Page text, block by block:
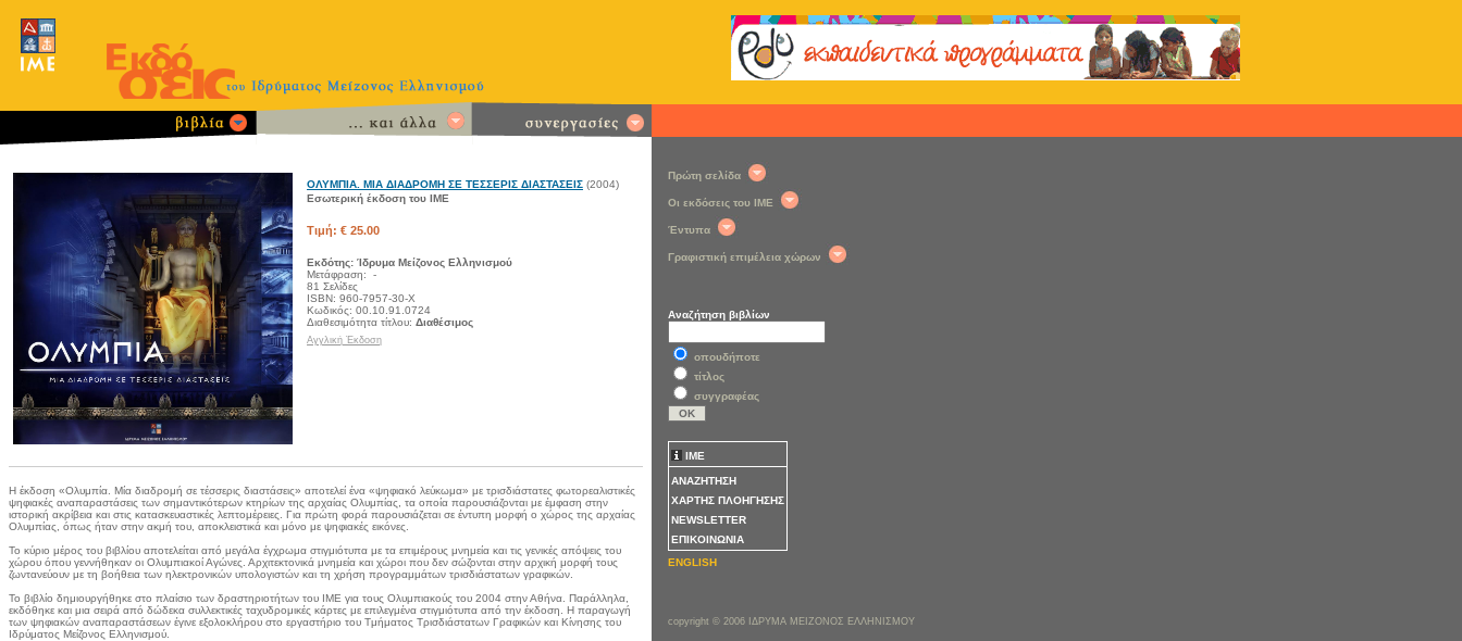
OΛΥΜΠΙΑ. ΜΙΑ ΔΙΑΔΡΟΜΗ ΣΕ ΤΕΣΣΕΡΙΣ ΔΙΑΣΤΑΣΕΙΣ (2004)
Eσωτερική έκδοση του IME
Τιμή: € 25.00
Εκδότης: Ίδρυμα Μείζονος Ελληνισμού
Μετάφραση: -
81 Σελίδες
ISBN: 960-7957-30-Χ
Κωδικός: 00.10.91.0724
Διαθεσιμότητα τίτλου: Διαθέσιμος
Αγγλική Έκδοση
H έκδοση «Ολυμπία. Μία διαδρομή σε τέσσερις διαστάσεις» αποτελεί ένα «ψηφιακό λεύκωμα» με τρισδιάστατες φωτορεαλιστικές
ψηφιακές αναπαραστάσεις των σημαντικότερων κτηρίων της αρχαίας Ολυμπίας, τα οποία παρουσιάζονται με έμφαση στην
ιστορική ακρίβεια και στις κατασκευαστικές λεπτομέρειες. Για πρώτη φορά παρουσιάζεται σε έντυπη μορφή ο χώρος της αρχαίας
Ολυμπίας, όπως ήταν στην ακμή του, αποκλειστικά και μόνο με ψηφιακές εικόνες.
Το κύριο μέρος του βιβλίου αποτελείται από μεγάλα έγχρωμα στιγμιότυπα με τα επιμέρους μνημεία και τις γενικές απόψεις του
χώρου όπου γεννήθηκαν οι Ολυμπιακοί Αγώνες. Αρχιτεκτονικά μνημεία και χώροι που δεν σώζονται στην αρχική μορφή τους
ζωντανεύουν με τη βοήθεια των ηλεκτρονικών υπολογιστών και τη χρήση προγραμμάτων τρισδιάστατων γραφικών.
Το βιβλίο δημιουργήθηκε στο πλαίσιο των δραστηριοτήτων του ΙΜΕ για τους Ολυμπιακούς του 2004 στην Αθήνα. Παράλληλα,
εκδόθηκε και μια σειρά από δώδεκα συλλεκτικές ταχυδρομικές κάρτες με επιλεγμένα στιγμιότυπα από την έκδοση. Η παραγωγή
των ψηφιακών αναπαραστάσεων έγινε εξολοκλήρου στο εργαστήριο του Tμήματος Tρισδιάστατων Γραφικών και Kίνησης του
Iδρύματος Mείζονος Eλληνισμού.
Πρώτη σελίδα
Οι εκδόσεις του ΙΜΕ
Έντυπα
Γραφιστική επιμέλεια χώρων
Αναζήτηση βιβλίων
οπουδήποτε
τίτλος
συγγραφέας
ΙΜΕ
ΑΝΑΖΗΤΗΣΗ
ΧΑΡΤΗΣ ΠΛΟΗΓΗΣΗΣ
NEWSLETTER
ΕΠΙΚΟΙΝΩΝΙΑ
ENGLISH
copyright © 2006 ΙΔΡΥΜΑ ΜΕΙΖΟΝΟΣ ΕΛΛΗΝΙΣΜΟΥ